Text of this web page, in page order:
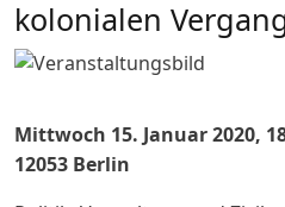
kolonialen
Mittwoch 15. Januar 2020,
12053 Berlin